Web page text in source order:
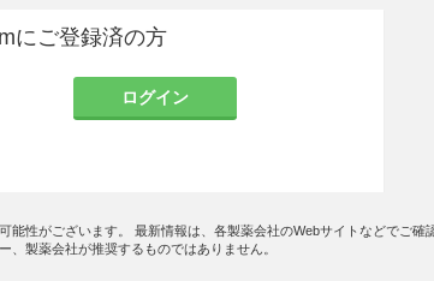
にご登録済の方
ログイン
性がございます。 最新情報は、各製薬会社のWebサイトなどでご確
、製薬会社が推奨するものではありません。